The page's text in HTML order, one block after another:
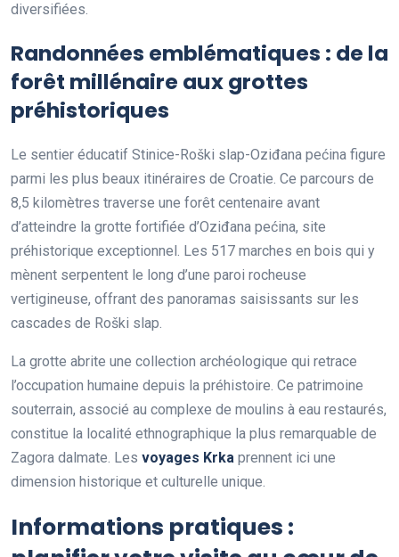
diversifiées.
Randonnées emblématiques : de la
forêt millénaire aux grottes
préhistoriques
Le sentier éducatif Stinice-Roški slap-Oziđana pećina figure
parmi les plus beaux itinéraires de Croatie. Ce parcours de
8,5 kilomètres traverse une forêt centenaire avant
d’atteindre la grotte fortifiée d’Oziđana pećina, site
préhistorique exceptionnel. Les 517 marches en bois qui y
mènent serpentent le long d’une paroi rocheuse
vertigineuse, offrant des panoramas saisissants sur les
cascades de Roški slap.
La grotte abrite une collection archéologique qui retrace
l’occupation humaine depuis la préhistoire. Ce patrimoine
souterrain, associé au complexe de moulins à eau restaurés,
constitue la localité ethnographique la plus remarquable de
Zagora dalmate. Les voyages Krka prennent ici une
dimension historique et culturelle unique.
Informations pratiques :